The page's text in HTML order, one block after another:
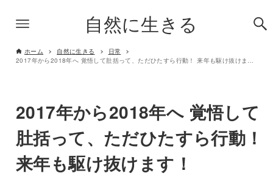
自然に生きる
ホーム 自然に生きる
日常
2017年から2018年へ 覚悟して肚括って、ただひたすら行動！ 来年も駆け抜けます！
2017年から2018年へ 覚悟して
肚括って、ただひたすら行動！
来年も駆け抜けます！